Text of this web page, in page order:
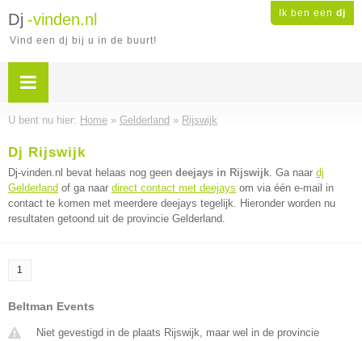
Ik ben een dj
Dj -vinden.nl
Vind een dj bij u in de buurt!
U bent nu hier: Home » Gelderland » Rijswijk
Dj Rijswijk
Dj-vinden.nl bevat helaas nog geen deejays in Rijswijk. Ga naar dj
Gelderland of ga naar direct contact met deejays om via één e-mail in
contact te komen met meerdere deejays tegelijk. Hieronder worden nu
resultaten getoond uit de provincie Gelderland.
1
Beltman Events
Niet gevestigd in de plaats Rijswijk, maar wel in de provincie